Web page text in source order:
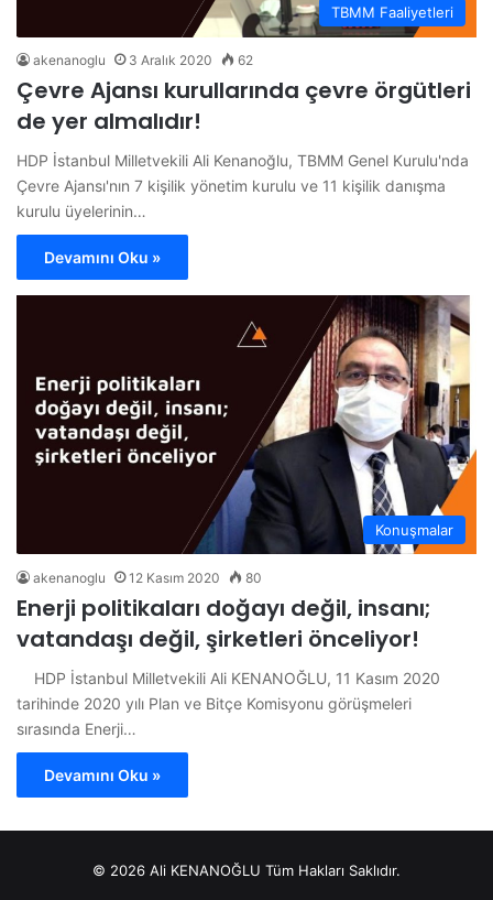
TBMM Faaliyetleri
akenanoglu 3 Aralık 2020 62
Çevre Ajansı kurullarında çevre örgütleri
de yer almalıdır!
HDP İstanbul Milletvekili Ali Kenanoğlu, TBMM Genel Kurulu'nda
Çevre Ajansı'nın 7 kişilik yönetim kurulu ve 11 kişilik danışma
kurulu üyelerinin…
Devamını Oku »
Konuşmalar
akenanoglu 12 Kasım 2020 80
Enerji politikaları doğayı değil, insanı;
vatandaşı değil, şirketleri önceliyor!
HDP İstanbul Milletvekili Ali KENANOĞLU, 11 Kasım 2020
tarihinde 2020 yılı Plan ve Bitçe Komisyonu görüşmeleri
sırasında Enerji…
Devamını Oku »
© 2026 Ali KENANOĞLU Tüm Hakları Saklıdır.